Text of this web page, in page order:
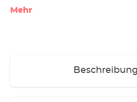
Mehr
Beschreibung